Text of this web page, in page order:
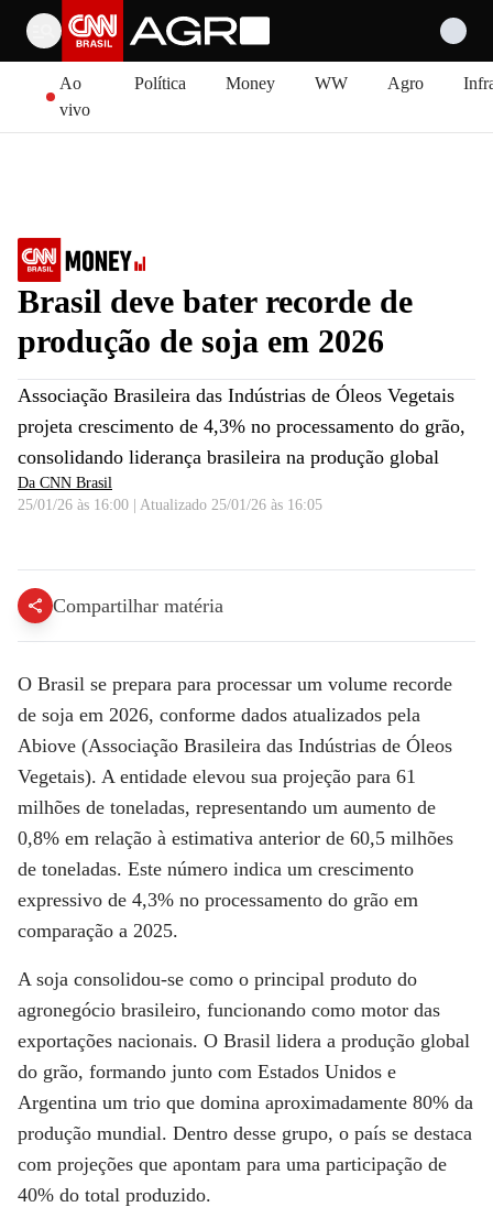
Ao
vivo
Política Money WW Agro
Brasil deve bater recorde de
produção de soja em 2026
Associação Brasileira das Indústrias de Óleos Vegetais
projeta crescimento de 4,3% no processamento do grão,
consolidando liderança brasileira na produção global
Da CNN Brasil
25/01/26 às 16:00
Atualizado 25/01/26 às 16:05
Brasil deve bater recorde de produção de soja em 2026 | MONEY NEWS
Compartilhar matéria
O Brasil se prepara para processar um volume recorde
de soja em 2026, conforme dados atualizados pela
Abiove (Associação Brasileira das Indústrias de Óleos
Vegetais). A entidade elevou sua projeção para 61
milhões de toneladas, representando um aumento de
0,8% em relação à estimativa anterior de 60,5 milhões
de toneladas. Este número indica um crescimento
expressivo de 4,3% no processamento do grão em
comparação a 2025.
A soja consolidou-se como o principal produto do
agronegócio brasileiro, funcionando como motor das
exportações nacionais. O Brasil lidera a produção global
do grão, formando junto com Estados Unidos e
Argentina um trio que domina aproximadamente 80% da
produção mundial. Dentro desse grupo, o país se destaca
com projeções que apontam para uma participação de
40% do total produzido.